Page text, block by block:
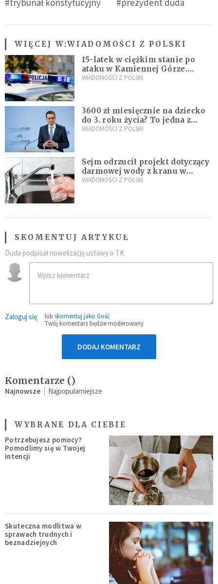
WIĘCEJ W:WIADOMOŚCI Z POLSKI
15-latek w ciężkim stanie po
ataku w Kamiennej Górze.
Policja zatrzymała dwóch
WIADOMOŚCI Z POLSKI
3600 zł miesięcznie na dziecko
do 3. roku życia? To jedna z
propozycji programu "Rozwój
WIADOMOŚCI Z POLSKI
Sejm odrzucił projekt dotyczący
darmowej wody z kranu w
restauracjach
WIADOMOŚCI Z POLSKI
SKOMENTUJ ARTYKUŁ
Duda podpisał nowelizację ustawy o TK
Zaloguj się lub skomentuj jako Gość
Twój komentarz będzie moderowany
DODAJ KOMENTARZ
Komentarze ()
Najnowsze Najpopularniejsze
WYBRANE DLA CIEBIE
Potrzebujesz pomocy?
Pomodlimy się w Twojej
intencji
Skuteczna modlitwa w
sprawach trudnych i
beznadziejnych